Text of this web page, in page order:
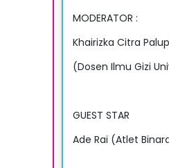
MODERATOR :
Khairizka Citra
(Dosen Ilmu Gizi
GUEST STAR
Ade Rai (Atlet